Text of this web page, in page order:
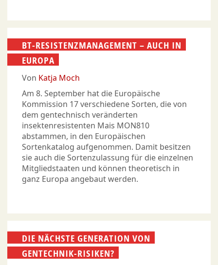
BT-RESISTENZMANAGEMENT – AUCH IN
EUROPA
Von Katja Moch
Am 8. September hat die Europäische
Kommission 17 verschiedene Sorten, die von
dem gentechnisch veränderten
insektenresistenten Mais MON810
abstammen, in den Europäischen
Sortenkatalog aufgenommen. Damit besitzen
sie auch die Sortenzulassung für die einzelnen
Mitgliedstaaten und können theoretisch in
ganz Europa angebaut werden.
DIE NÄCHSTE GENERATION VON
GENTECHNIK-RISIKEN?